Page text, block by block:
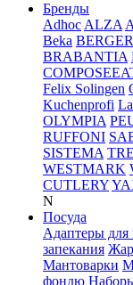
Бренды
Adhoc ALZA
Beka
BRABANTIA
Felix Solingen
Kuchenprofi
OLYMPIA
RUFFONI
SISTEMA
WESTMARK
CUTLERY
N
Посуда
Адаптеры
запекания
Мантоварки
фондю